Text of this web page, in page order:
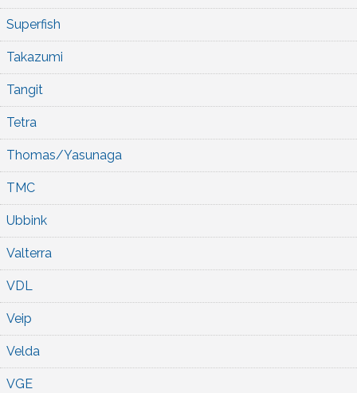
Superfish
Takazumi
Tangit
Tetra
Thomas/Yasunaga
TMC
Ubbink
Valterra
VDL
Veip
Velda
VGE